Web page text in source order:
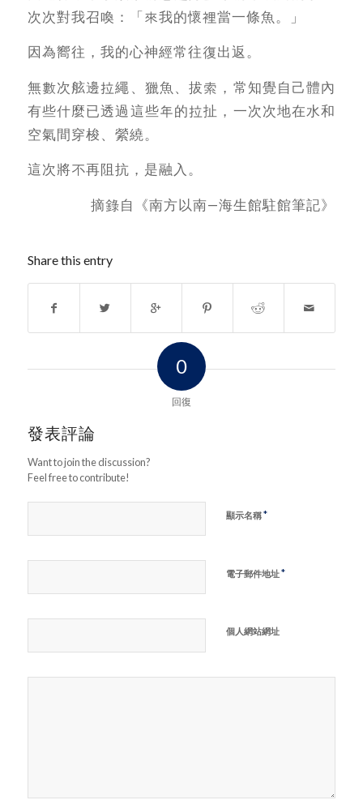
次次對我召喚：「來我的懷裡當一條魚。」
因為嚮往，我的心神經常往復出返。
無數次舷邊拉繩、獵魚、拔索，常知覺自己體內
有些什麼已透過這些年的拉扯，一次次地在水和
空氣間穿梭、縈繞。
這次將不再阻抗，是融入。
摘錄自《南方以南—海生館駐館筆記》
Share this entry
0
回復
發表評論
Want to join the discussion?
Feel free to contribute!
顯示名稱*
電子郵件地址*
個人網站網址